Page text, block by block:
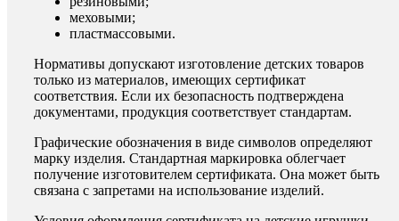
меховыми;
пластмассовыми.
Нормативы допускают изготовление детских товаров
только из материалов, имеющих сертификат
соответствия. Если их безопасность подтверждена
документами, продукция соответствует стандартам.
Графические обозначения в виде символов определяют
марку изделия. Стандартная маркировка облегчает
получение изготовителем сертификата. Она может быть
связана с запретами на использование изделий.